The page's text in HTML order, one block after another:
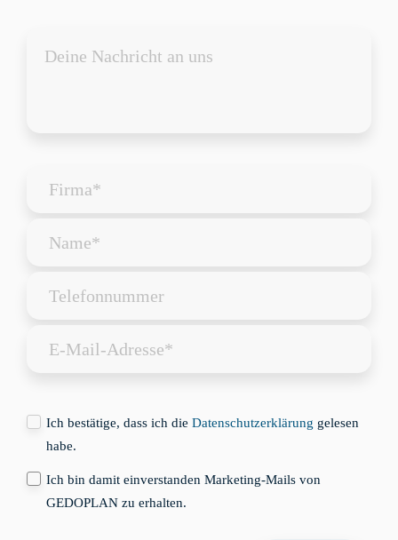
Ich bestätige, dass ich die Datenschutzerklärung gelesen
habe.
Ich bin damit einverstanden Marketing-Mails von
GEDOPLAN zu erhalten.